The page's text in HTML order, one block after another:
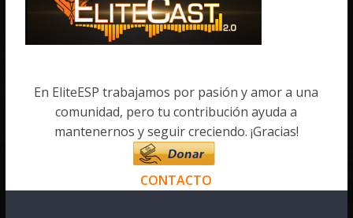
En EliteESP trabajamos por pasión y amor a una
comunidad, pero tu contribución ayuda a
mantenernos y seguir creciendo. ¡Gracias!
CONTACTO